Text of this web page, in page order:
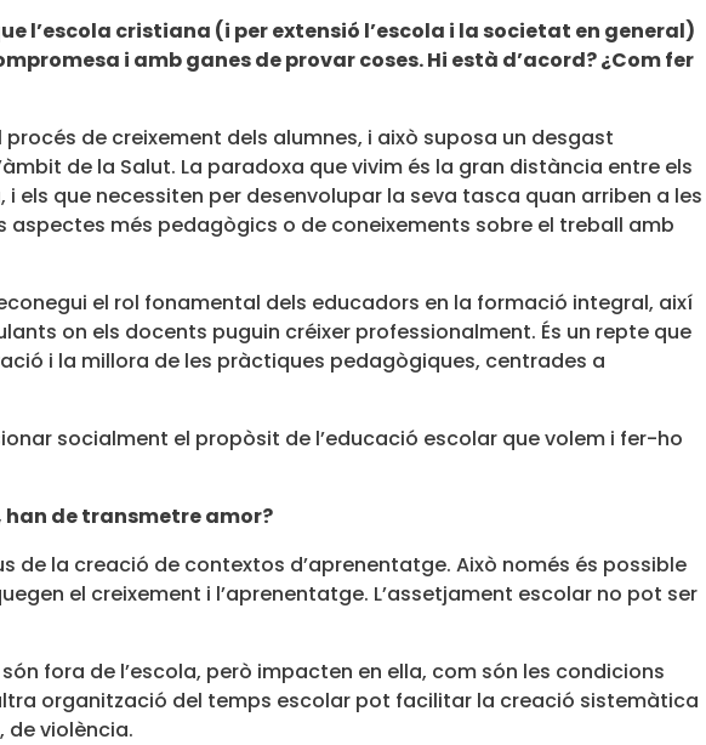
l’escola cristiana (i per extensió l’escola i la societat en general)
i amb ganes de provar coses. Hi està d’acord? ¿Com fer
de creixement dels alumnes, i això suposa un desgast
de la Salut. La paradoxa que vivim és la gran distància entre els
que necessiten per desenvolupar la seva tasca quan arriben a les
més pedagògics o de coneixements sobre el treball amb
el rol fonamental dels educadors en la formació integral, així
on els docents puguin créixer professionalment. És un repte que
i la millora de les pràctiques pedagògiques, centrades a
socialment el propòsit de l’educació escolar que volem i fer-ho
han de transmetre amor?
de la creació de contextos d’aprenentatge. Això només és possible
el creixement i l’aprenentatge. L’assetjament escolar no pot ser
fora de l’escola, però impacten en ella, com són les condicions
organització del temps escolar pot facilitar la creació sistemàtica
de violència.